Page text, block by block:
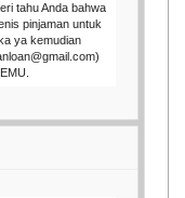
tahu Anda bahwa
pinjaman untuk
ya kemudian